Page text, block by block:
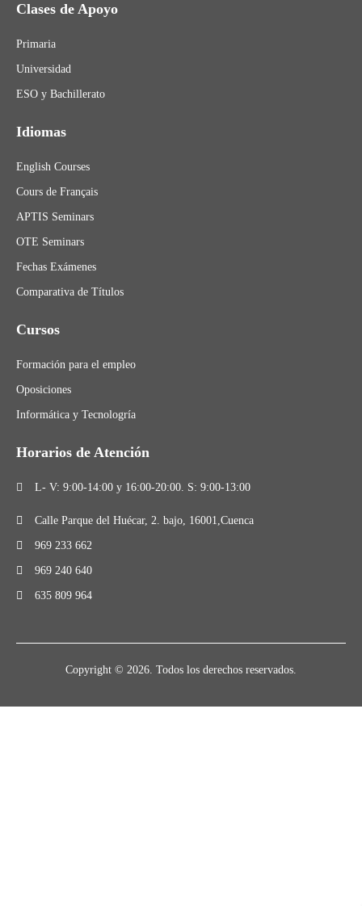
Clases de Apoyo
Primaria
Universidad
ESO y Bachillerato
Idiomas
English Courses
Cours de Français
APTIS Seminars
OTE Seminars
Fechas Exámenes
Comparativa de Títulos
Cursos
Formación para el empleo
Oposiciones
Informática y Tecnologría
Horarios de Atención
L- V: 9:00-14:00 y 16:00-20:00. S: 9:00-13:00
Calle Parque del Huécar, 2. bajo, 16001,Cuenca
969 233 662
969 240 640
635 809 964
Copyright © 2026. Todos los derechos reservados.